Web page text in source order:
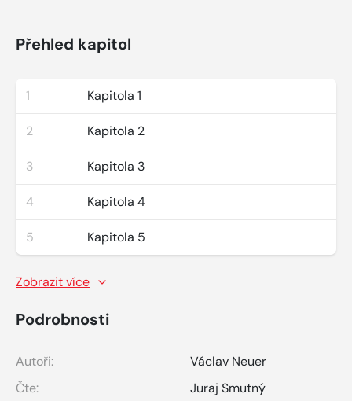
Přehled kapitol
1 Kapitola 1
2 Kapitola 2
3 Kapitola 3
4 Kapitola 4
5 Kapitola 5
Zobrazit více
Podrobnosti
Autoři:
Václav Neuer
Čte:
Juraj Smutný